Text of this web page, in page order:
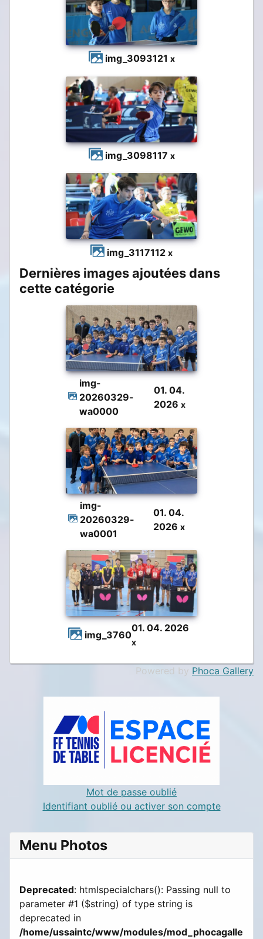
Mot de passe oublié
Identifiant oublié ou activer son compte
Menu Photos
Deprecated: htmlspecialchars(): Passing null to
parameter #1 ($string) of type string is
deprecated in
/home/ussaintc/www/modules/mod_phocagalle
img_3093121 x
img_3098117 x
img_3117112x
Dernières images ajoutées dans
cette catégorie
img-
20260329-
wa0000
01. 04.
2026x
img-
20260329-
wa0001
01. 04.
2026x
img_3760
01. 04. 2026
x
Powered by Phoca Gallery